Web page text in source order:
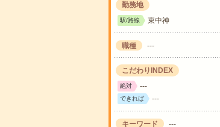
勤務地
駅/路線 東中神
職種 ---
こだわりINDEX
絶対 ---
できれば ---
キーワード ---